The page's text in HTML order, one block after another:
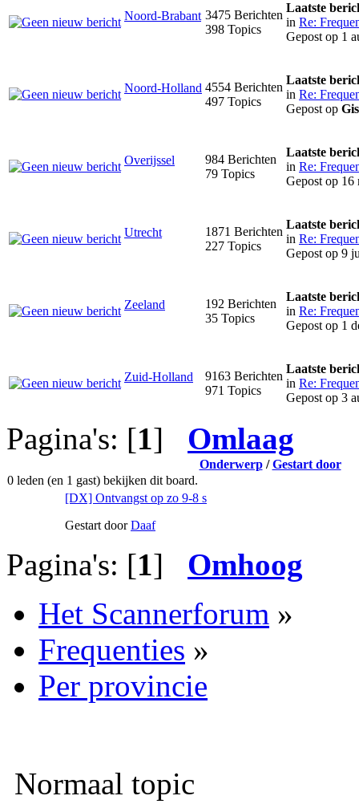
Noord-Brabant 3475 Berichten
398 Topics
Laatste
in Re:
Gepost op 1
Noord-Holland 4554 Berichten
497 Topics
Laatste
in Re:
Gepost op
Overijssel
984 Berichten
79 Topics
Laatste
in Re:
Gepost op 16
Utrecht
1871 Berichten
227 Topics
Laatste
in Re:
Gepost op 9
Zeeland
192 Berichten
35 Topics
Laatste
in Re:
Gepost op 1
Zuid-Holland
9163 Berichten
971 Topics
Laatste
in Re:
Gepost op 3
Pagina's: [1] Omlaag
Onderwerp/Gestart door
0 leden (en 1 gast) bekijken dit board.
[DX] Ontvangst op zo 9-8 s
Gestart doorDaaf
Pagina's: [1] Omhoog
Het Scannerforum »
Frequenties »
Per provincie
Normaal topic